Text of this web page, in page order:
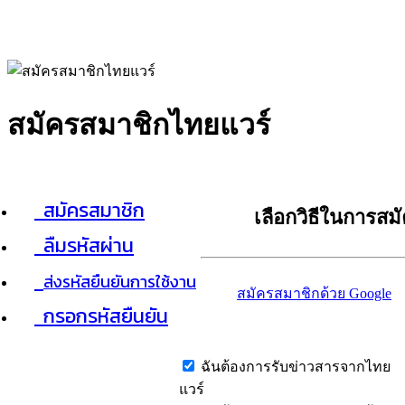
สมัครสมาชิกไทยแวร์
สมัครสมาชิก
ลืมรหัสผ่าน
ส่งรหัสยืนยันการใช้งาน
กรอกรหัสยืนยัน
เลือกวิธีในการส
สมัครสมาชิกด้วย Google
ฉันต้องการรับข่าวสารจากไทย
แวร์